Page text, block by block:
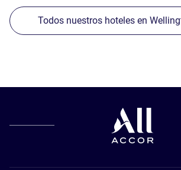
Todos nuestros hoteles en